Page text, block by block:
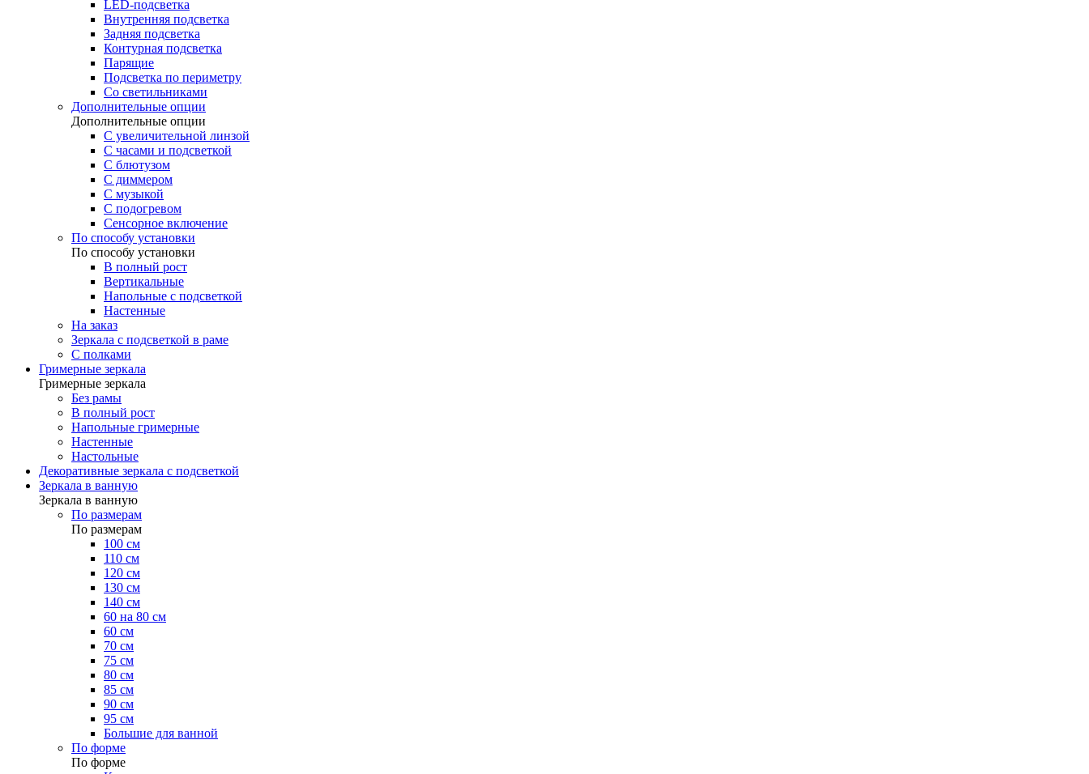
LED-подсветка
Внутренняя подсветка
Задняя подсветка
Контурная подсветка
Парящие
Подсветка по периметру
Со светильниками
Дополнительные опции
Дополнительные опции
C увеличительной линзой
C часами и подсветкой
С блютузом
С диммером
С музыкой
С подогревом
Сенсорное включение
По способу установки
По способу установки
В полный рост
Вертикальные
Напольные с подсветкой
Настенные
На заказ
Зеркала с подсветкой в раме
С полками
Гримерные зеркала
Гримерные зеркала
Без рамы
В полный рост
Напольные гримерные
Настенные
Настольные
Декоративные зеркала с подсветкой
Зеркала в ванную
Зеркала в ванную
По размерам
По размерам
100 см
110 см
120 см
130 см
140 см
60 на 80 см
60 см
70 см
75 см
80 см
85 см
90 см
95 см
Большие для ванной
По форме
По форме